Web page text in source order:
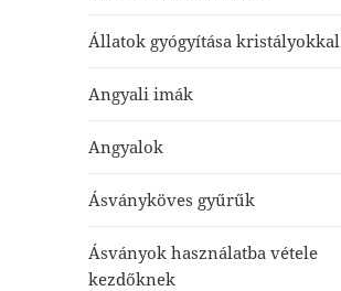
Állatok gyógyítása kristályokkal
Angyali imák
Angyalok
Ásványköves gyűrűk
Ásványok használatba vétele
kezdőknek